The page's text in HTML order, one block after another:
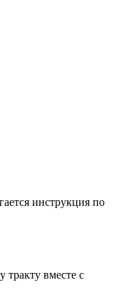
инструкция по
тракту вместе с